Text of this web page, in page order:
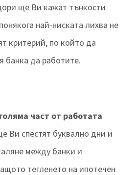
ще Ви кажат тънкости
най-ниската лихва не
критерий, по който да
банка да работите.
част от работата
Ви спестят буквално дни и
между банки и
тегленето на ипотечен